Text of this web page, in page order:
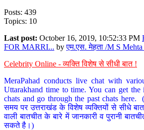
Posts: 439
Topics: 10
Last post: October 16, 2019, 10:52:33 PM
FOR MARRI... byएम.एस. मेहता /M S
Celebrity Online - व्यक्ति विशेष से सीधी बात !
MeraPahad conducts live chat with
Uttarakhand time to time. You can get the
chats and go through the past chats here.
समय पर उत्तराखंड के विशेष व्यक्तियों से सीधे
वाली बातचीत के बारे में जानकारी व पुरानी
सकते है।)